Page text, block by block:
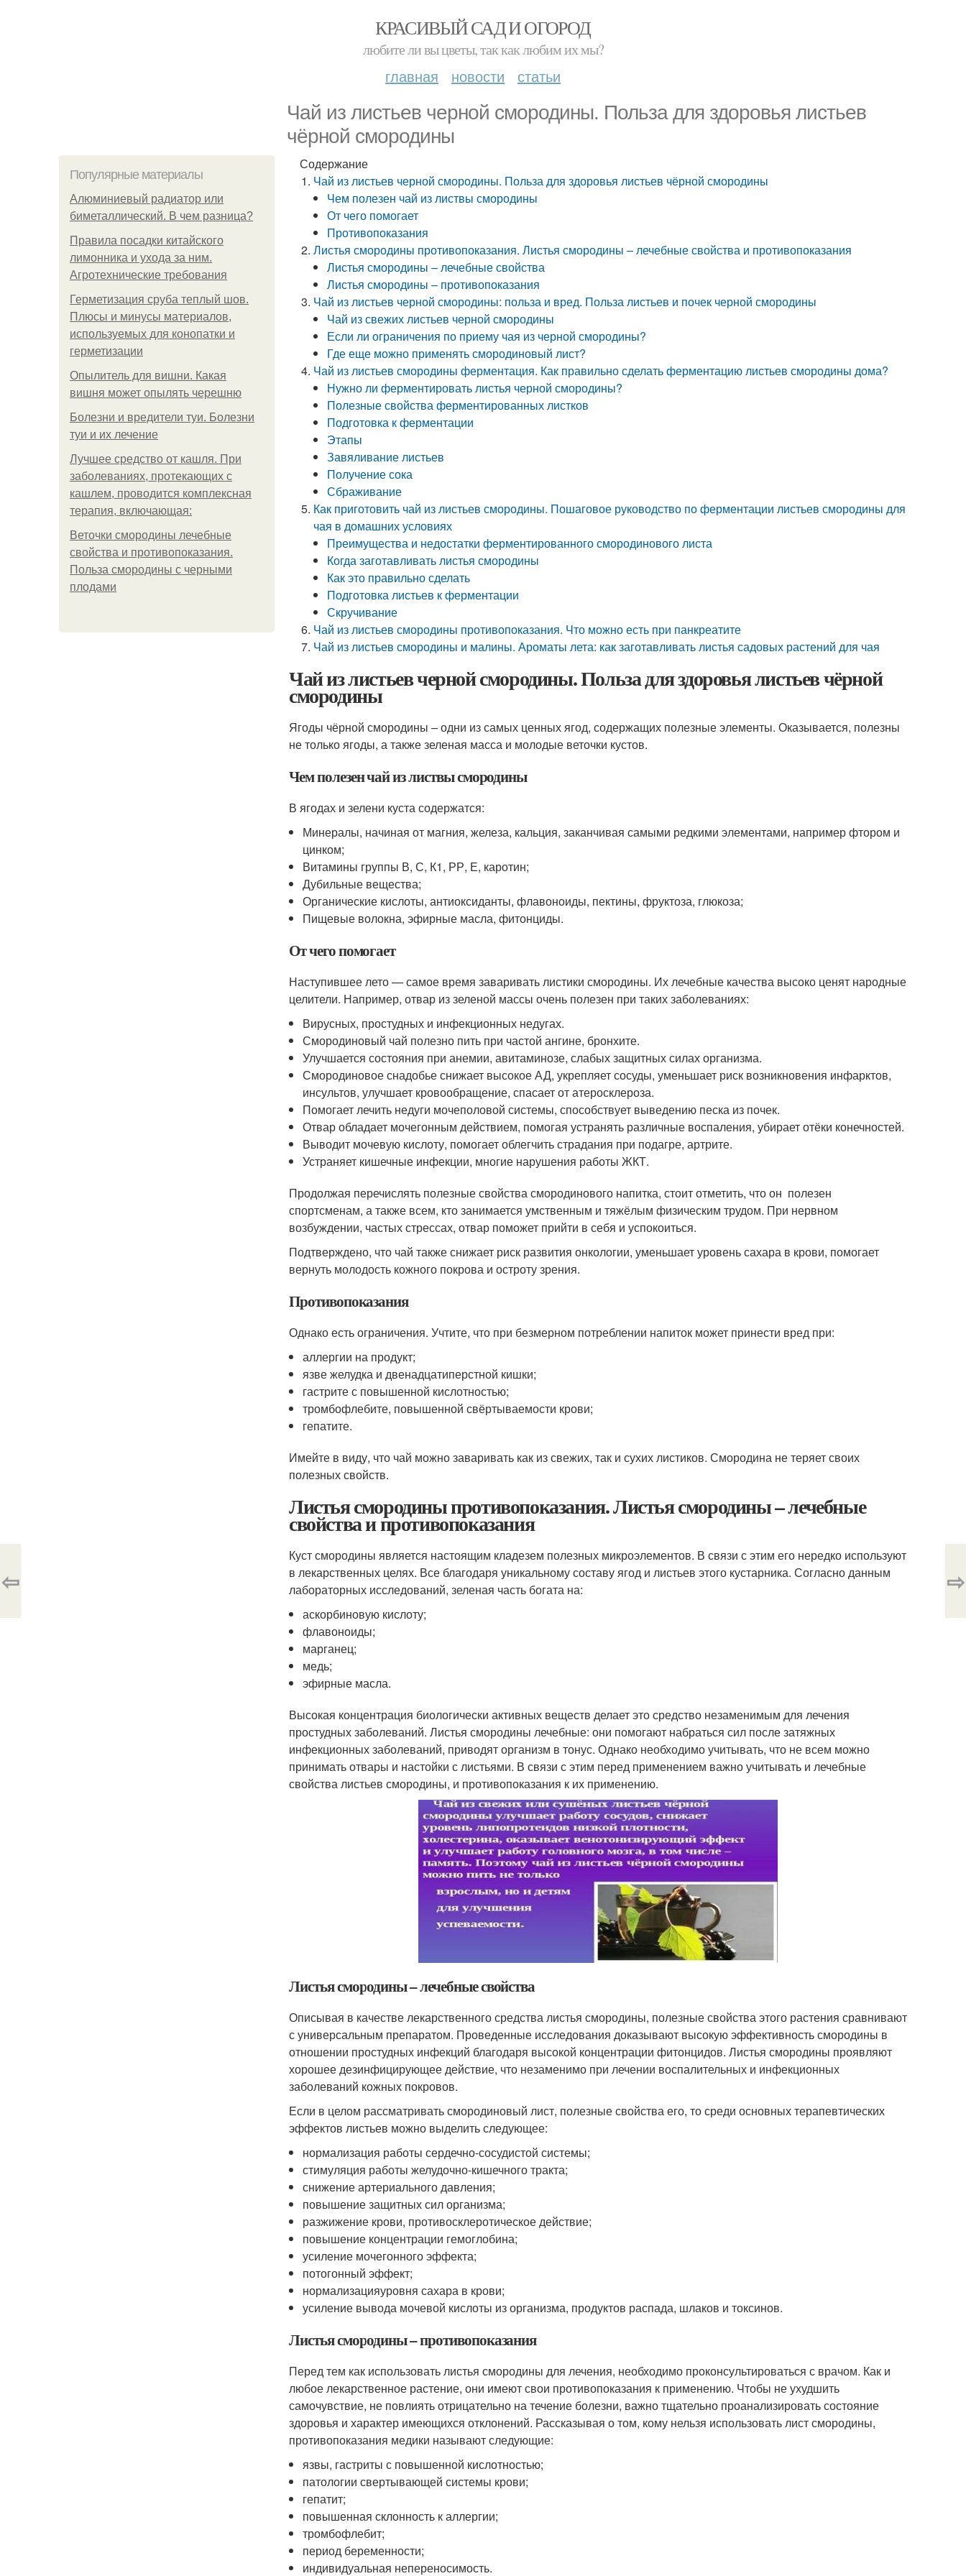
КРАСИВЫЙ САД И ОГОРОД
любите ли вы цветы, так как любим их мы?
главная новости статьи
Чай из листьев черной смородины. Польза для здоровья листьев
чёрной смородины
Популярные материалы
Алюминиевый радиатор или
биметаллический. В чем разница?
Правила посадки китайского
лимонника и ухода за ним.
Агротехнические требования
Герметизация сруба теплый шов.
Плюсы и минусы материалов,
используемых для конопатки и
герметизации
Опылитель для вишни. Какая
вишня может опылять черешню
Болезни и вредители туи. Болезни
туи и их лечение
Лучшее средство от кашля. При
заболеваниях, протекающих с
кашлем, проводится комплексная
терапия, включающая:
Веточки смородины лечебные
свойства и противопоказания.
Польза смородины с черными
плодами
Содержание
Чай из листьев черной смородины. Польза для здоровья листьев чёрной смородины
Чем полезен чай из листвы смородины
От чего помогает
Противопоказания
Листья смородины противопоказания. Листья смородины – лечебные свойства и противопоказания
Листья смородины – лечебные свойства
Листья смородины – противопоказания
Чай из листьев черной смородины: польза и вред. Польза листьев и почек черной смородины
Чай из свежих листьев черной смородины
Если ли ограничения по приему чая из черной смородины?
Где еще можно применять смородиновый лист?
Чай из листьев смородины ферментация. Как правильно сделать ферментацию листьев смородины дома?
Нужно ли ферментировать листья черной смородины?
Полезные свойства ферментированных листков
Подготовка к ферментации
Этапы
Завяливание листьев
Получение сока
Сбраживание
Как приготовить чай из листьев смородины. Пошаговое руководство по ферментации листьев смородины для
чая в домашних условиях
Преимущества и недостатки ферментированного смородинового листа
Когда заготавливать листья смородины
Как это правильно сделать
Подготовка листьев к ферментации
Скручивание
Чай из листьев смородины противопоказания. Что можно есть при панкреатите
Чай из листьев смородины и малины. Ароматы лета: как заготавливать листья садовых растений для чая
Чай из листьев черной смородины. Польза для здоровья листьев чёрной
смородины
Ягоды чёрной смородины – одни из самых ценных ягод, содержащих полезные элементы. Оказывается, полезны
не только ягоды, а также зеленая масса и молодые веточки кустов.
Чем полезен чай из листвы смородины
В ягодах и зелени куста содержатся:
Минералы, начиная от магния, железа, кальция, заканчивая самыми редкими элементами, например фтором и
цинком;
Витамины группы В, С, К1, РР, Е, каротин;
Дубильные вещества;
Органические кислоты, антиоксиданты, флавоноиды, пектины, фруктоза, глюкоза;
Пищевые волокна, эфирные масла, фитонциды.
От чего помогает
Наступившее лето — самое время заваривать листики смородины. Их лечебные качества высоко ценят народные
целители. Например, отвар из зеленой массы очень полезен при таких заболеваниях:
Вирусных, простудных и инфекционных недугах.
Смородиновый чай полезно пить при частой ангине, бронхите.
Улучшается состояния при анемии, авитаминозе, слабых защитных силах организма.
Смородиновое снадобье снижает высокое АД, укрепляет сосуды, уменьшает риск возникновения инфарктов,
инсультов, улучшает кровообращение, спасает от атеросклероза.
Помогает лечить недуги мочеполовой системы, способствует выведению песка из почек.
Отвар обладает мочегонным действием, помогая устранять различные воспаления, убирает отёки конечностей.
Выводит мочевую кислоту, помогает облегчить страдания при подагре, артрите.
Устраняет кишечные инфекции, многие нарушения работы ЖКТ.
Продолжая перечислять полезные свойства смородинового напитка, стоит отметить, что он полезен
спортсменам, а также всем, кто занимается умственным и тяжёлым физическим трудом. При нервном
возбуждении, частых стрессах, отвар поможет прийти в себя и успокоиться.
Подтверждено, что чай также снижает риск развития онкологии, уменьшает уровень сахара в крови, помогает
вернуть молодость кожного покрова и остроту зрения.
Противопоказания
Однако есть ограничения. Учтите, что при безмерном потреблении напиток может принести вред при:
аллергии на продукт;
язве желудка и двенадцатиперстной кишки;
гастрите с повышенной кислотностью;
тромбофлебите, повышенной свёртываемости крови;
гепатите.
Имейте в виду, что чай можно заваривать как из свежих, так и сухих листиков. Смородина не теряет своих
полезных свойств.
Листья смородины противопоказания. Листья смородины – лечебные
свойства и противопоказания
Куст смородины является настоящим кладезем полезных микроэлементов. В связи с этим его нередко используют
в лекарственных целях. Все благодаря уникальному составу ягод и листьев этого кустарника. Согласно данным
лабораторных исследований, зеленая часть богата на:
аскорбиновую кислоту;
флавоноиды;
марганец;
медь;
эфирные масла.
Высокая концентрация биологически активных веществ делает это средство незаменимым для лечения
простудных заболеваний. Листья смородины лечебные: они помогают набраться сил после затяжных
инфекционных заболеваний, приводят организм в тонус. Однако необходимо учитывать, что не всем можно
принимать отвары и настойки с листьями. В связи с этим перед применением важно учитывать и лечебные
свойства листьев смородины, и противопоказания к их применению.
Листья смородины – лечебные свойства
Описывая в качестве лекарственного средства листья смородины, полезные свойства этого растения сравнивают
с универсальным препаратом. Проведенные исследования доказывают высокую эффективность смородины в
отношении простудных инфекций благодаря высокой концентрации фитонцидов. Листья смородины проявляют
хорошее дезинфицирующее действие, что незаменимо при лечении воспалительных и инфекционных
заболеваний кожных покровов.
Если в целом рассматривать смородиновый лист, полезные свойства его, то среди основных терапевтических
эффектов листьев можно выделить следующее:
нормализация работы сердечно-сосудистой системы;
стимуляция работы желудочно-кишечного тракта;
снижение артериального давления;
повышение защитных сил организма;
разжижение крови, противосклеротическое действие;
повышение концентрации гемоглобина;
усиление мочегонного эффекта;
потогонный эффект;
нормализацияуровня сахара в крови;
усиление вывода мочевой кислоты из организма, продуктов распада, шлаков и токсинов.
Листья смородины – противопоказания
Перед тем как использовать листья смородины для лечения, необходимо проконсультироваться с врачом. Как и
любое лекарственное растение, они имеют свои противопоказания к применению. Чтобы не ухудшить
самочувствие, не повлиять отрицательно на течение болезни, важно тщательно проанализировать состояние
здоровья и характер имеющихся отклонений. Рассказывая о том, кому нельзя использовать лист смородины,
противопоказания медики называют следующие:
язвы, гастриты с повышенной кислотностью;
патологии свертывающей системы крови;
гепатит;
повышенная склонность к аллергии;
тромбофлебит;
период беременности;
индивидуальная непереносимость.
⇦ ⇨